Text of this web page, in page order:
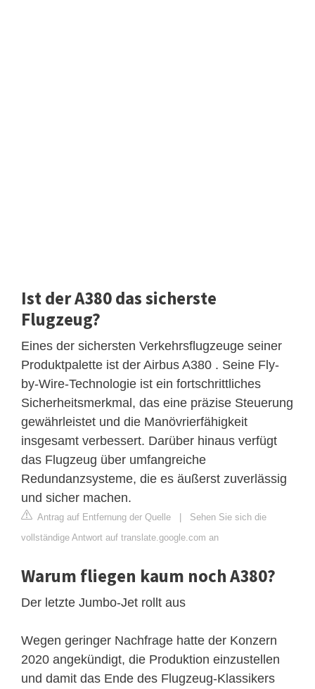
Ist der A380 das sicherste
Flugzeug?
Eines der sichersten Verkehrsflugzeuge seiner
Produktpalette ist der Airbus A380 . Seine Fly-
by-Wire-Technologie ist ein fortschrittliches
Sicherheitsmerkmal, das eine präzise Steuerung
gewährleistet und die Manövrierfähigkeit
insgesamt verbessert. Darüber hinaus verfügt
das Flugzeug über umfangreiche
Redundanzsysteme, die es äußerst zuverlässig
und sicher machen.
Antrag auf Entfernung der Quelle | Sehen Sie sich die
vollständige Antwort auf translate.google.com an
Warum fliegen kaum noch A380?
Der letzte Jumbo-Jet rollt aus
Wegen geringer Nachfrage hatte der Konzern
2020 angekündigt, die Produktion einzustellen
und damit das Ende des Flugzeug-Klassikers